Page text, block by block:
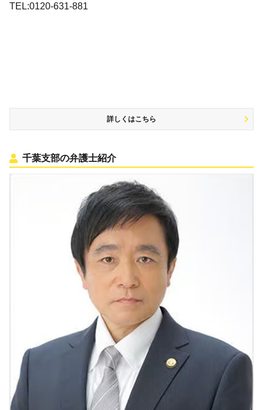
TEL:0120-631-881
詳しくはこちら
千葉支部の弁護士紹介